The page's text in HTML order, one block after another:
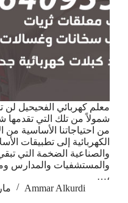
معلم كهربائي الفحيحيل لن
شمولاً من تلك التي تقدمها
من احتياجاتنا الأساسية من
الكهربائية إلى تطبيقات
والصناعية الضخمة التي
والمستشفيات والمدارس
،…
Ammar Alkurdi
مارس